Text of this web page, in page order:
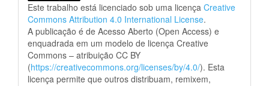
Este trabalho está licenciado sob uma licença Creative
Commons Attribution 4.0 International License.
A publicação é de Acesso Aberto (Open Access) e
enquadrada em um modelo de licença Creative
Commons – atribuição CC BY
(https://creativecommons.org/licenses/by/4.0/). Esta
licença permite que outros distribuam, remixem,